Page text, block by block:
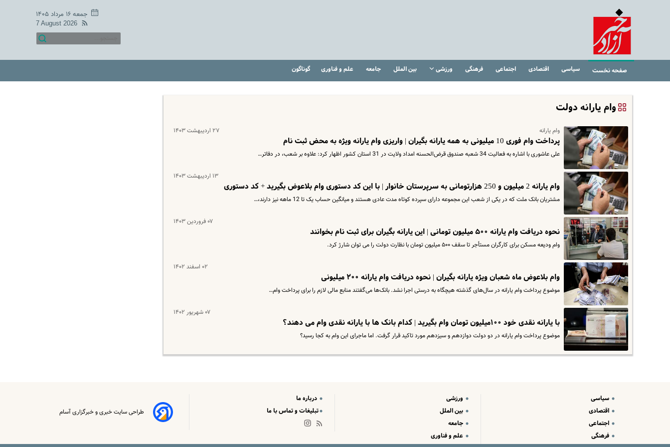
جمعه ۱۶ مرداد ۱۴۰۵
7 August 2026
صفحه نخست سیاسی اقتصادی اجتماعی فرهنگی ورزشی بین الملل جامعه علم و فناوری گوناگون
وام یارانه دولت
وام یارانه ۲۷ اردیبهشت ۱۴۰۳
پرداخت وام فوری 10 میلیونی به همه یارانه بگیران | واریزی وام یارانه ویژه به محض ثبت نام
علی عاشوری با اشاره به فعالیت 34 شعبه صندوق قرض‌الحسنه امداد ولایت در 31 استان کشور اظهار کرد: علاوه بر شعب، در دفاتر…
۱۳ اردیبهشت ۱۴۰۳
وام یارانه 2 میلیون و 250 هزارتومانی به سرپرستان خانوار | با این کد دستوری وام بلاعوض بگیرید + کد دستوری
مشتریان بانک ملت که در یکی از شعب این مجموعه دارای سپرده کوتاه مدت عادی هستند و میانگین حساب یک تا 12 ماهه نیز دارند،…
۰۷ فروردین ۱۴۰۳
نحوه دریافت وام یارانه ۵۰۰ میلیون تومانی | این یارانه بگیران برای ثبت نام بخوانند
وام ودیعه مسکن برای کارگران مستأجر تا سقف ۵۰۰ میلیون تومان با نظارت دولت را می توان شارژ کرد.
۰۲ اسفند ۱۴۰۲
وام بلاعوض ماه شعبان ویژه یارانه بگیران | نحوه دریافت وام یارانه ۲۰۰ میلیونی
موضوع پرداخت وام یارانه در سال‌های گذشته هیچگاه به درستی اجرا نشد. بانک‌ها می‌گفتند منابع مالی لازم را برای پرداخت وام…
۰۷ شهریور ۱۴۰۲
با یارانه نقدی خود ۱۰۰میلیون تومان وام بگیرید | کدام بانک ها با یارانه نقدی وام می دهند؟
موضوع پرداخت وام یارانه در دو دولت دوازدهم و سیزدهم مورد تاکید قرار گرفت. اما ماجرای این وام به کجا رسید؟
سیاسی
اقتصادی
اجتماعی
فرهنگی
ورزشی
بین الملل
جامعه
علم و فناوری
درباره ما
تبلیغات و تماس با ما
طراحی سایت خبری و خبرگزاری آسام